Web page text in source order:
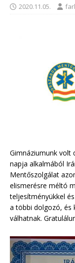
2020.11.05.
Gimnáziumunk volt
napja alkalmából
Mentőszolgálat
elismerésre méltó
teljesítményükkel
a többi dolgozó, és
válhatnak.